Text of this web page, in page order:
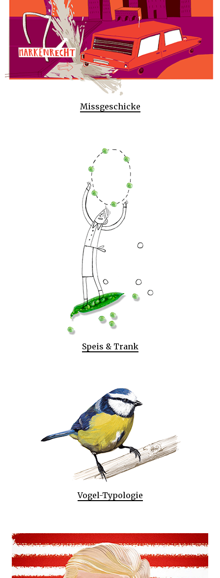
Missgeschicke
Speis & Trank
Vogel-Typologie